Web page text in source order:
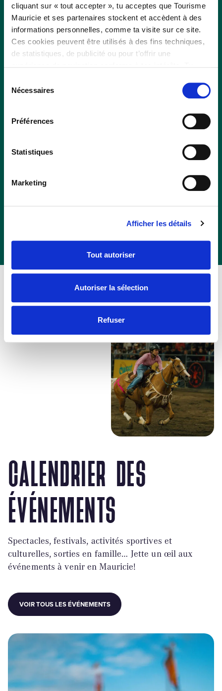
cliquant sur « tout accepter », tu acceptes que Tourisme
Mauricie et ses partenaires stockent et accèdent à des
informations personnelles, comme ta visite sur ce site.
Ces cookies peuvent être utilisés à des fins techniques,
de statistiques, de publicité ou pour t’offrir une
de Politique de confidentialité.
Nécessaires
Préférences
Statistiques
Marketing
Afficher les détails
Tout autoriser
Autoriser la sélection
Refuser
proximité
Filtrer par ville ou MRC
tes critères de recherche.
CALENDRIER DES
ÉVÉNEMENTS
Spectacles, festivals, activités sportives et
culturelles, sorties en famille… Jette un œil aux
événements à venir en Mauricie!
VOIR TOUS LES ÉVÉNEMENTS